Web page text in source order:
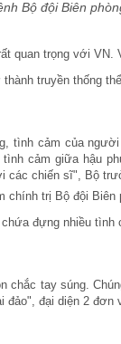
Bộ đội Biên
quan trọng với VN.
truyền thống
tình cảm của
cảm giữa hậu
các chiến sĩ", Bộ
chính trị Bộ đội
đựng nhiều
chắc tay súng.
đại diện 2 đơn